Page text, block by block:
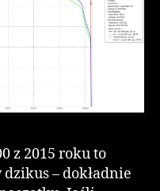
z 2015 roku to
– dokładnie